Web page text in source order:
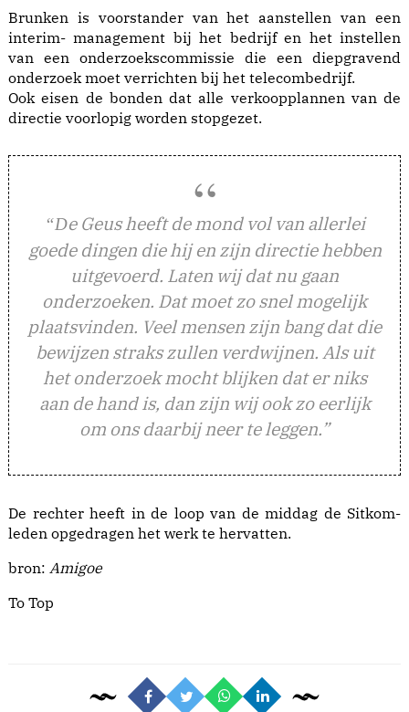
Brunken is voorstander van het aanstellen van een
interim- management bij het bedrijf en het instellen
van een onderzoekscommissie die een diepgravend
onderzoek moet verrichten bij het telecombedrijf.
Ook eisen de bonden dat alle verkoopplannen van de
directie voorlopig worden stopgezet.
“De Geus heeft de mond vol van allerlei
goede dingen die hij en zijn directie hebben
uitgevoerd. Laten wij dat nu gaan
onderzoeken. Dat moet zo snel mogelijk
plaatsvinden. Veel mensen zijn bang dat die
bewijzen straks zullen verdwijnen. Als uit
het onderzoek mocht blijken dat er niks
aan de hand is, dan zijn wij ook zo eerlijk
om ons daarbij neer te leggen.”
De rechter heeft in de loop van de middag de Sitkom-
leden opgedragen het werk te hervatten.
bron: Amigoe
To Top